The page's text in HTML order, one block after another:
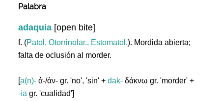
Palabra
adaquia [open bite]
f. (Patol. Otorrinolar., Estomatol.). Mordida abierta;
falta de oclusión al morder.
[a(n)- ἀ-/ἀν- gr. 'no', 'sin' +dak- δάκνω gr. 'morder' +
-íā gr. 'cualidad']